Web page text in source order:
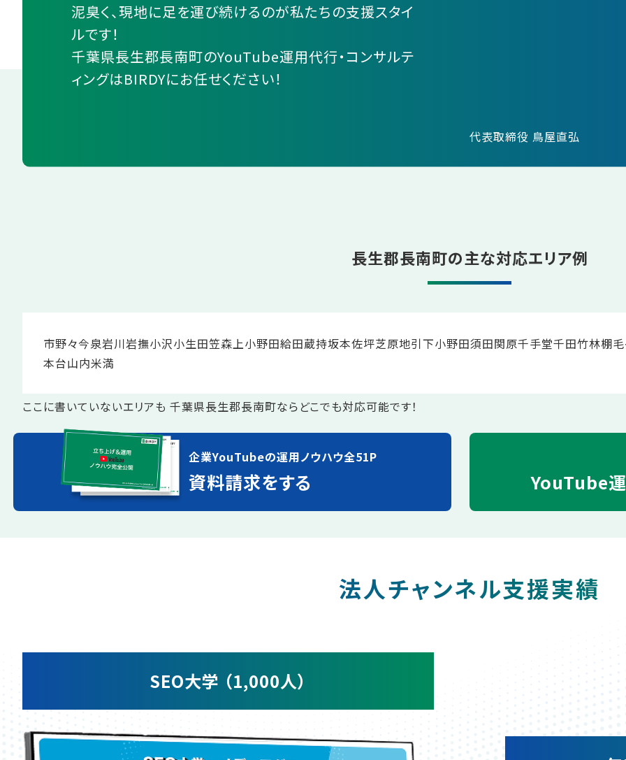
泥臭く、現地に足を運び続けるのが私たちの支援スタイ
ルです！
千葉県長生郡長南町のYouTube運用代行・コンサルテ
ィングはBIRDYにお任せください！
代表取締役 鳥屋直弘
長生郡長南町の主な対応エリア例
市野々今泉岩川岩撫小沢小生田笠森 上小野田給田蔵持坂本佐坪芝原地引下小野田須田関原千手堂千田竹林棚毛
本台山内米満
ここに書いていないエリアも 千葉県長生郡長南町ならどこでも対応可能です！
企業YouTubeの運用ノウハウ全51P
資料請求をする YouTube
法人チャンネル支援実績
SEO大学 （1,000人）